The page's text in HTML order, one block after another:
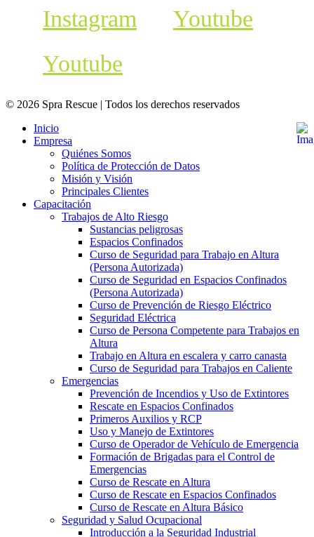
Instagram
Youtube
Youtube
© 2026 Spra Rescue | Todos los derechos reservados
Inicio
Empresa
Quiénes Somos
Política de Protección de Datos
Misión y Visión
Principales Clientes
Capacitación
Trabajos de Alto Riesgo
Sustancias peligrosas
Espacios Confinados
Curso de Seguridad para Trabajo en Altura
(Persona Autorizada)
Curso de Seguridad en Espacios Confinados
(Persona Autorizada)
Curso de Prevención de Riesgo Eléctrico
Seguridad Eléctrica
Curso de Persona Competente para Trabajos en
Altura
Trabajo en Altura en escalera y carro canasta
Curso de Seguridad para Trabajos en Caliente
Emergencias
Prevención de Incendios y Uso de Extintores
Rescate en Espacios Confinados
Primeros Auxilios y RCP
Uso y Manejo de Extintores
Curso de Operador de Vehículo de Emergencia
Formación de Brigadas para el Control de
Emergencias
Curso de Rescate en Altura
Curso de Rescate en Espacios Confinados
Curso de Rescate en Altura Básico
Seguridad y Salud Ocupacional
Introducción a la Seguridad Industrial